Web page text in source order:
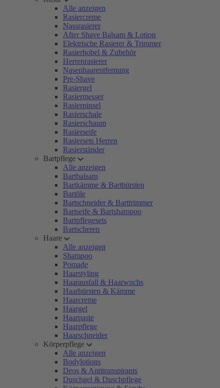
Alle anzeigen
Rasiercreme
Nassrasierer
After Shave Balsam & Lotion
Elektrische Rasierer & Trimmer
Rasierhobel & Zubehör
Herrenrasierer
Nasenhaarentfernung
Pre-Shave
Rasiergel
Rasiermesser
Rasierpinsel
Rasierschale
Rasierschaum
Rasierseife
Rasiersets Herren
Rasierständer
Bartpflege
Alle anzeigen
Bartbalsam
Bartkämme & Bartbürsten
Bartöle
Bartschneider & Barttrimmer
Bartseife & Bartshampoo
Bartpflegesets
Bartscheren
Haare
Alle anzeigen
Shampoo
Pomade
Haarstyling
Haarausfall & Haarwuchs
Haarbürsten & Kämme
Haarcreme
Haargel
Haarpaste
Haarpflege
Haarschneider
Körperpflege
Alle anzeigen
Bodylotions
Deos & Antitranspirants
Duschgel & Duschpflege